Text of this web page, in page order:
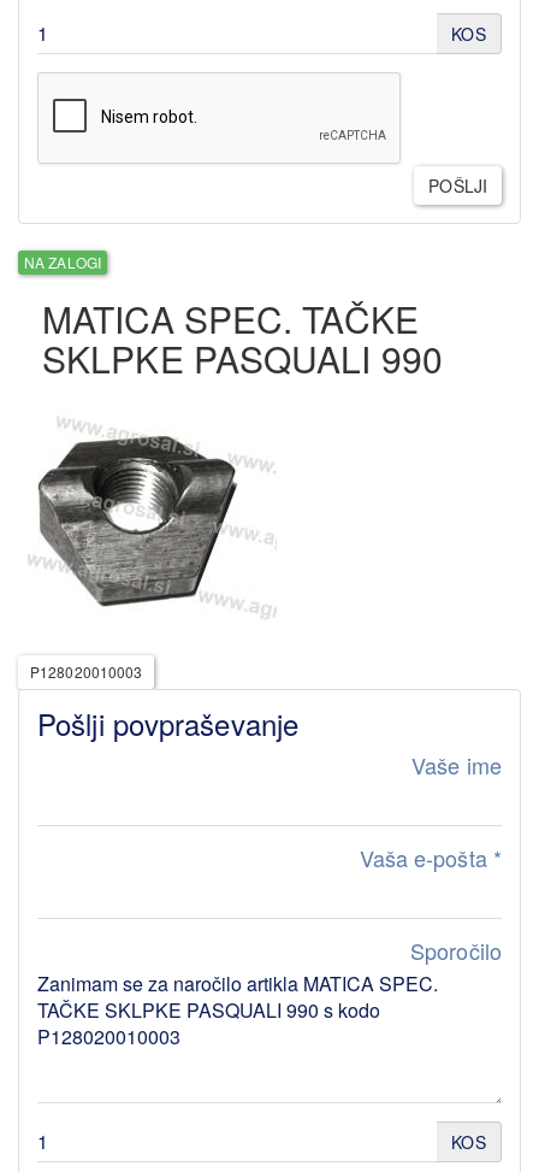
KOS
POŠLJI
NA ZALOGI
MATICA SPEC. TAČKE
SKLPKE PASQUALI 990
P128020010003
Pošlji povpraševanje
Vaše ime
Vaša e-pošta *
Sporočilo
KOS